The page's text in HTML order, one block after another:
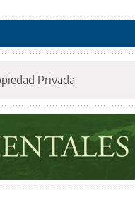
Privada